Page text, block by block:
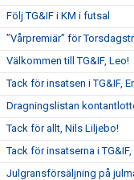
Följ TG&IF i KM i futsal
”Vårpremiär” för
Välkommen till TG&IF, Leo!
Tack för insatsen i TG&IF,
Dragningslistan
Tack för allt, Nils Liljebo!
Tack för insatserna i
Julgransförsäljning på